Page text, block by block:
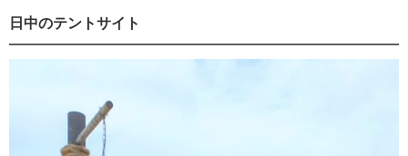
日中のテントサイト